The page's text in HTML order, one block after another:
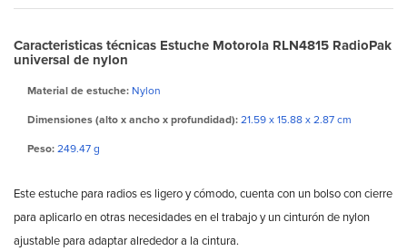
Caracteristicas técnicas Estuche Motorola RLN4815 RadioPak
universal de nylon
Material de estuche: Nylon
Dimensiones (alto x ancho x profundidad): 21.59 x 15.88 x 2.87 cm
Peso: 249.47 g
Este estuche para radios es ligero y cómodo, cuenta con un bolso con cierre
para aplicarlo en otras necesidades en el trabajo y un cinturón de nylon
ajustable para adaptar alrededor a la cintura.